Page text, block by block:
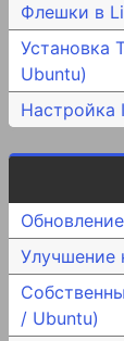
Флешки в
Установка
Ubuntu)
Настройка
Улучшение
/ Ubuntu)